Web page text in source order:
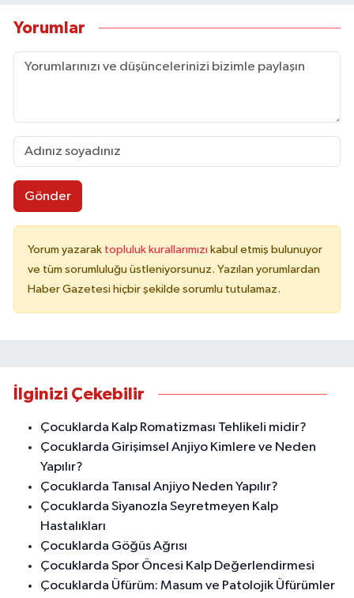
Yorumlar
Gönder
Yorum yazarak topluluk kurallarımızı kabul etmiş bulunuyor
ve tüm sorumluluğu üstleniyorsunuz. Yazılan yorumlardan
Haber Gazetesi hiçbir şekilde sorumlu tutulamaz.
İlginizi Çekebilir
Çocuklarda Kalp Romatizması Tehlikeli midir?
Çocuklarda Girişimsel Anjiyo Kimlere ve Neden
Yapılır?
Çocuklarda Tanısal Anjiyo Neden Yapılır?
Çocuklarda Siyanozla Seyretmeyen Kalp
Hastalıkları
Çocuklarda Göğüs Ağrısı
Çocuklarda Spor Öncesi Kalp Değerlendirmesi
Çocuklarda Üfürüm: Masum ve Patolojik Üfürümler